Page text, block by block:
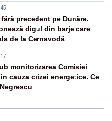
precedent pe Dunăre.
digul din barje care
de la Cernavodă
monitorizarea Comisiei
cauza crizei energetice. Ce